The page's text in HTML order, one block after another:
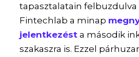
tapasztalatain felbuzdulva
Fintechlab a minap
jelentkezést a második
szakaszra is. Ezzel